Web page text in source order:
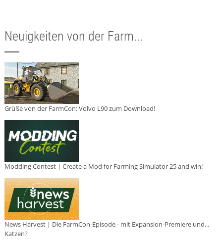
Neuigkeiten von der Farm...
Grüße von der FarmCon: Volvo L90 zum Download!
Modding Contest | Create a Mod for Farming Simulator 25 and win!
News Harvest | Die FarmCon-Episode - mit Expansion-Premiere und...
Katzen?